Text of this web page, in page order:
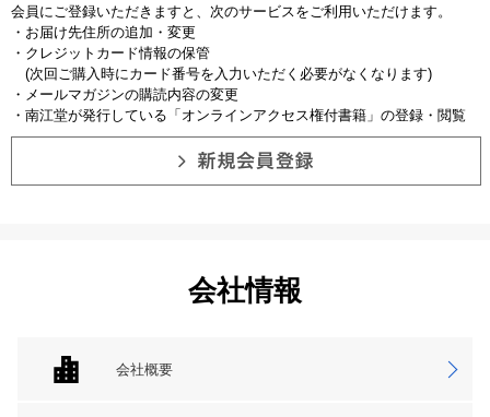
会員にご登録いただきますと、次のサービスをご利用いただけます。
・お届け先住所の追加・変更
・クレジットカード情報の保管
(次回ご購入時にカード番号を入力いただく必要がなくなります)
・メールマガジンの購読内容の変更
・南江堂が発行している「オンラインアクセス権付書籍」の登録・閲覧
会社情報
会社概要